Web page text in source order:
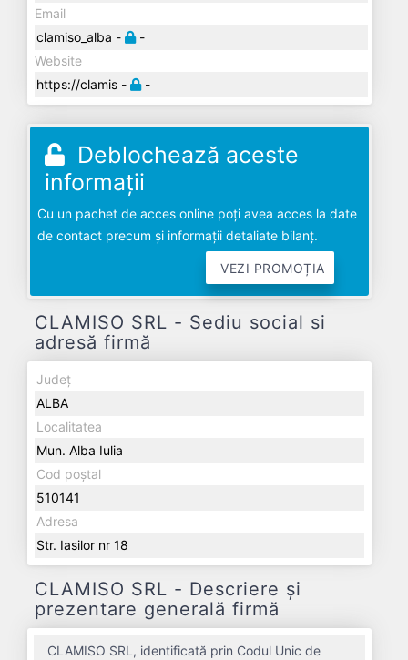
Email
clamiso_alba -
-
Website
https://clamis -
-
Deblochează aceste
informații
Cu un pachet de acces online poți avea acces la date
de contact precum și informații detaliate bilanț.
VEZI PROMOȚIA
CLAMISO SRL - Sediu social si
adresă firmă
Județ
ALBA
Localitatea
Mun. Alba Iulia
Cod poștal
510141
Adresa
Str. Iasilor nr 18
CLAMISO SRL - Descriere și
prezentare generală firmă
CLAMISO SRL, identificată prin Codul Unic de